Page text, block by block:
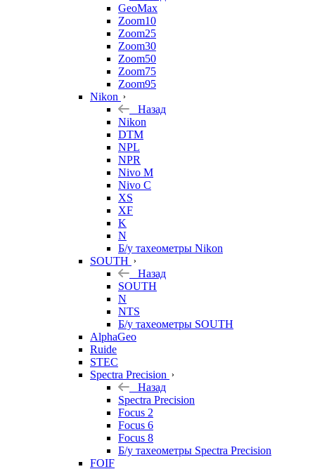
GeoMax
Zoom10
Zoom25
Zoom30
Zoom50
Zoom75
Zoom95
Nikon
Назад
Nikon
DTM
NPL
NPR
Nivo M
Nivo C
XS
XF
K
N
Б/у тахеометры Nikon
SOUTH
Назад
SOUTH
N
NTS
Б/у тахеометры SOUTH
AlphaGeo
Ruide
STEC
Spectra Precision
Назад
Spectra Precision
Focus 2
Focus 6
Focus 8
Б/у тахеометры Spectra Precision
FOIF